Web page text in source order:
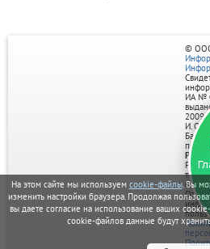
На этом сайте мы используем cookie-файлы. Вы
изменить настройки браузера. Продолжая
вы даете согласие на использование ваших
cookie-файлов данные будут
©
ИА №
2009г.
И. О.
тел.